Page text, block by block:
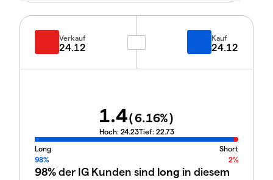
Verkauf
24.12
Kauf
24.12
1.4(6.16%)
Hoch: 24.23Tief: 22.73
Long
Short
98%
2%
98%der IG Kunden sind long in diesem